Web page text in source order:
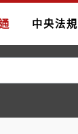
中央法規